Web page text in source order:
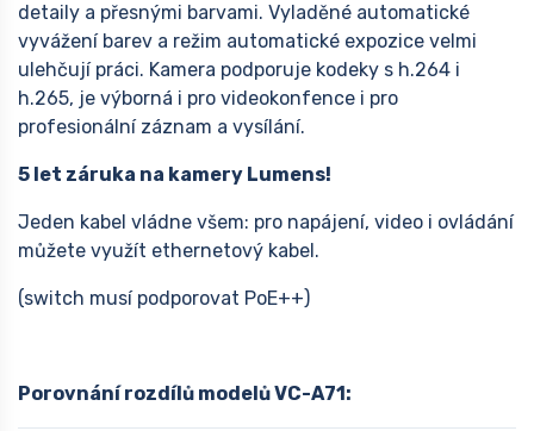
detaily a přesnými barvami. Vyladěné automatické
vyvážení barev a režim automatické expozice velmi
ulehčují práci. Kamera podporuje kodeky s h.264 i
h.265, je výborná i pro videokonfence i pro
profesionální záznam a vysílání.
5 let záruka na kamery Lumens!
Jeden kabel vládne všem: pro napájení, video i ovládání
můžete využít ethernetový kabel.
(switch musí podporovat PoE++)
Porovnání rozdílů modelů VC-A71: